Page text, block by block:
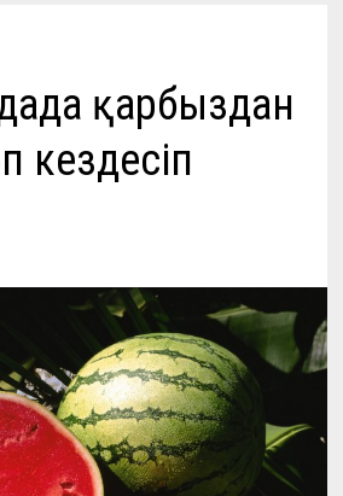
қарбыздан
кездесіп